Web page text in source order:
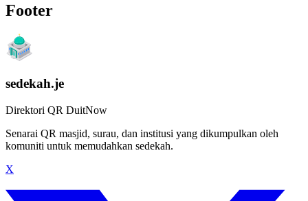
Footer
sedekah.je
Direktori QR DuitNow
Senarai QR masjid, surau, dan institusi yang dikumpulkan oleh
komuniti untuk memudahkan sedekah.
X